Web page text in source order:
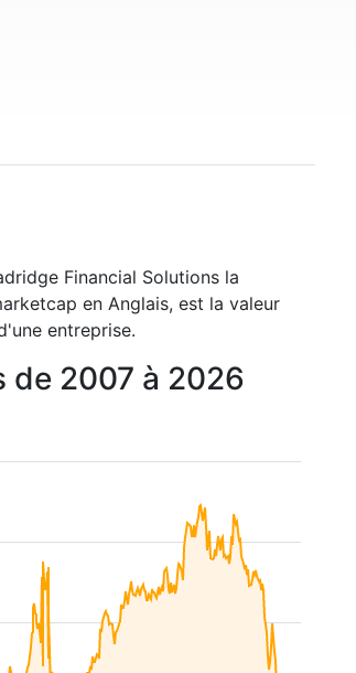
Financial Solutions la
en Anglais, est la valeur
entreprise.
de 2007 à 2026